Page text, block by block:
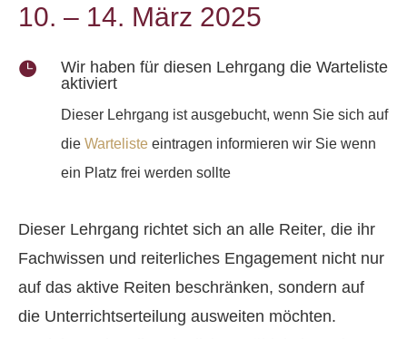
10. – 14. März 2025

Wir haben für diesen Lehrgang die Warteliste
aktiviert
Dieser Lehrgang ist ausgebucht, wenn Sie sich auf
die Warteliste eintragen informieren wir Sie wenn
ein Platz frei werden sollte
Dieser Lehrgang richtet sich an alle Reiter, die ihr
Fachwissen und reiterliches Engagement nicht nur
auf das aktive Reiten beschränken, sondern auf
die Unterrichtserteilung ausweiten möchten.